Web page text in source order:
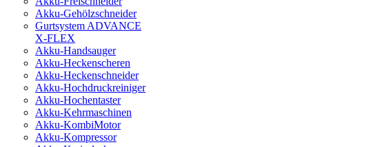
Akku-Gehölzschneider
Gurtsystem ADVANCE
X-FLEX
Akku-Handsauger
Akku-Heckenscheren
Akku-Heckenschneider
Akku-Hochdruckreiniger
Akku-Hochentaster
Akku-Kehrmaschinen
Akku-KombiMotor
Akku-Kompressor